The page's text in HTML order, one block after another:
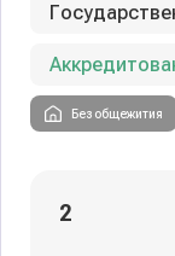
Без общежития
2